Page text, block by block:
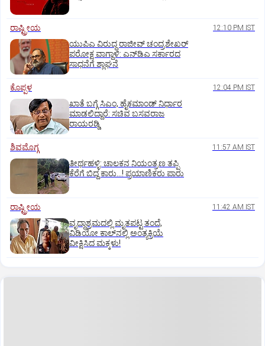
ರಾಷ್ಟ್ರೀಯ 12:10 PM IST
ಯುಪಿಎ ವಿರುದ್ಧ ರಾಜೀವ್ ಚಂದ್ರಶೇಖರ್
ಪರೋಕ್ಷ ವಾಗ್ದಾಳಿ: ಎನ್‌ಡಿಎ ಸರ್ಕಾರದ
ಸಾಧನೆಗೆ ಶ್ಲಾಘನೆ
ಕೊಪ್ಪಳ 12:04 PM IST
ಖಾತೆ ಬಗ್ಗೆ ಸಿಎಂ, ಹೈಕಮಾಂಡ್ ನಿರ್ಧಾರ
ಮಾಡಲಿದ್ದಾರೆ: ಸಚಿವ ಬಸವರಾಜ
ರಾಯರಡ್ಡಿ
ಶಿವಮೊಗ್ಗ 11:57 AM IST
ತೀರ್ಥಹಳ್ಳಿ: ಚಾಲಕನ ನಿಯಂತ್ರಣ ತಪ್ಪಿ
ಕೆರೆಗೆ ಬಿದ್ದ ಕಾರು...! ಪ್ರಯಾಣಿಕರು ಪಾರು
ರಾಷ್ಟ್ರೀಯ 11:42 AM IST
ವೃದ್ಧಾಶ್ರಮದಲ್ಲಿ ಮೃತಪಟ್ಟ ತಂದೆ,
ವಿಡಿಯೋ ಕಾಲ್‌ನಲ್ಲಿ ಅಂತ್ಯಕ್ರಿಯೆ
ವೀಕ್ಷಿಸಿದ ಮಕ್ಕಳು!